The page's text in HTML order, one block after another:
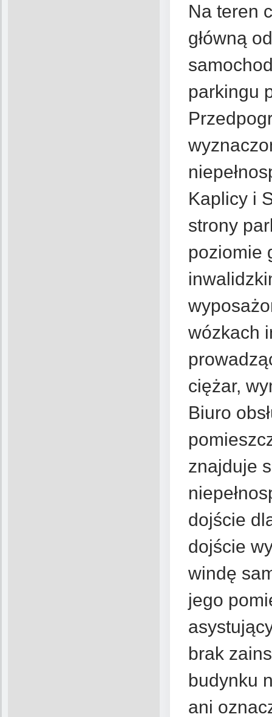
Na teren
główną
parkingu
Kaplicy i
strony
poziomie
wózkach
ciężar,
Biuro
znajduje
dojście
dojście
windę
jego
brak
budynku
ani